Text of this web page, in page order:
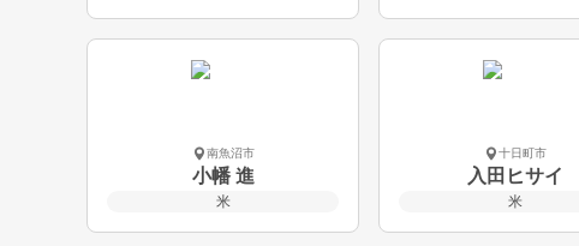
南魚沼市
小幡 進
米
十日町市
入田ヒサイ
米